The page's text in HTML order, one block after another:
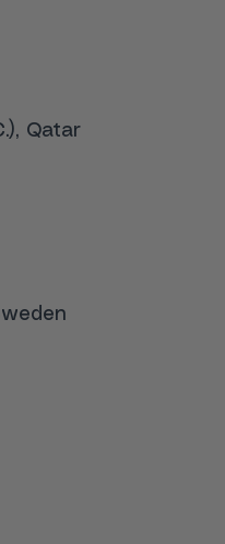
Qatar